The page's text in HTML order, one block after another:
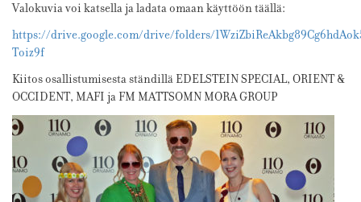
Valokuvia voi katsella ja ladata omaan käyttöön täällä:
https://drive.google.com/drive/folders/
Toiz9f
Kiitos osallistumisesta ständillä EDELSTEIN SPECIAL, ORIENT &
OCCIDENT, MAFI ja FM MATTSOMN MORA GROUP